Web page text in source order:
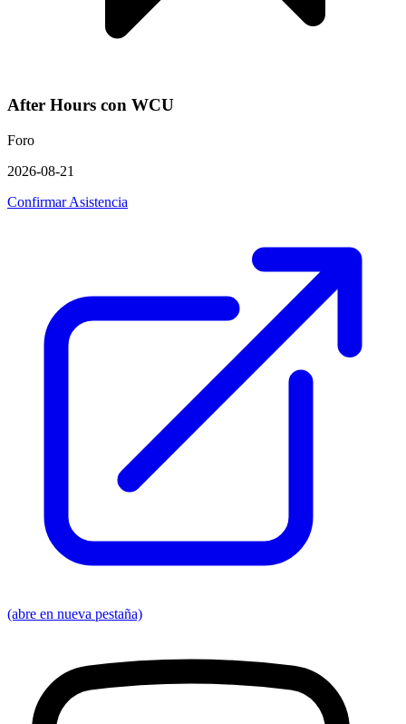
After Hours con WCU
Foro
2026-08-21
Confirmar Asistencia
(abre en nueva pestaña)